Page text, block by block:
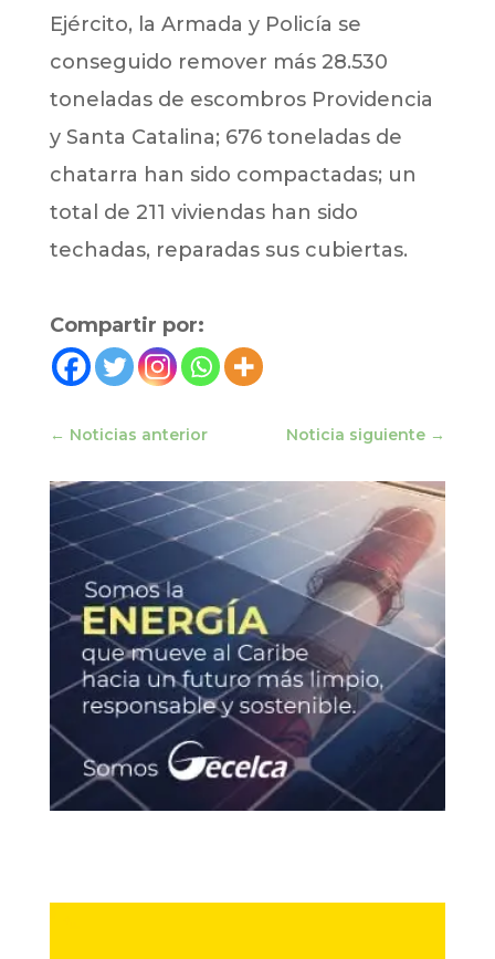
Ejército, la Armada y Policía se
conseguido remover más 28.530
toneladas de escombros Providencia
y Santa Catalina; 676 toneladas de
chatarra han sido compactadas; un
total de 211 viviendas han sido
techadas, reparadas sus cubiertas.
Compartir por:
← Noticias anterior Noticia siguiente →